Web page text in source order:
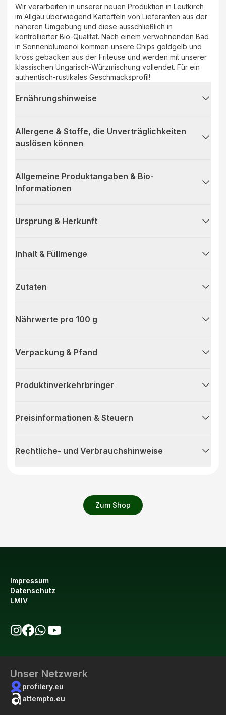
Zum Shop
Wir verarbeiten in unserer neuen Produktion in Leutkirch
im Allgäu überwiegend Kartoffeln von Lieferanten aus der
näheren Umgebung und diese ausschließlich in
kontrollierter Bio-Qualität. Nach einem verwöhnenden Bad
in Sonnenblumenöl kommen unsere Chips goldgelb und
kross gebacken aus der Friteuse und werden mit unserer
klassischen Ungarisch-Würzmischung vollendet. Für ein
authentisch-rustikales Geschmacksprofil!
Ernährungshinweise
Allergene & Stoffe, die Unverträglichkeiten
auslösen können
Allgemeine Produktangaben & Bio-
Informationen
Ursprung & Herkunft
Inhalt & Füllmenge
Zutaten
Nährwerte pro 100 g
Verpackung & Pfand
Produktinverkehrbringer
Preisinformationen & Steuern
Rechtliche- und Verbrauchshinweise
Impressum
Datenschutz
LMIV
Unser Netzwerk
profilery.eu
attempto.eu